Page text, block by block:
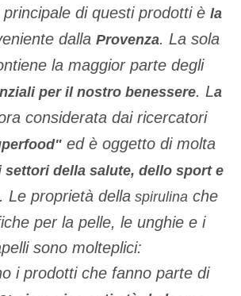
di questi prodotti è la
dalla Provenza. La sola
la maggior parte degli
per il nostro benessere. La
considerata dai ricercatori
ed è oggetto di molta
settori della salute, dello sport e
. Le proprietà della spirulina che
per la pelle, le unghie e i
sono molteplici:
i prodotti che fanno parte di